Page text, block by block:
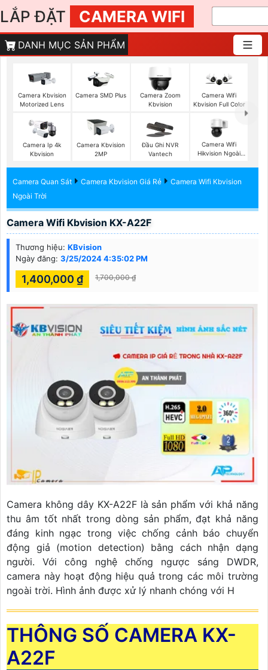
LẮP ĐẶT CAMERA WIFI
DANH MỤC SẢN PHẨM
Camera Kbvision
Motorized Lens
Camera SMD Plus
Camera Zoom
Kbvision
Camera Wifi
Kbvision Full Color
Camera Ip 4k
Kbvision
Camera Kbvision
2MP
Đầu Ghi NVR
Vantech
Camera Wifi
Hikvision Ngoài
Camera Quan Sát Camera Kbvision Giá Rẻ
Camera Wifi Kbvision
Ngoài Trời
Camera Wifi Kbvision KX-A22F
Thương hiệu: KBvision
Ngày đăng: 3/25/2024 4:35:02 PM
1,400,000 ₫ 1,700,000 ₫
Camera không dây KX-A22F là sản phẩm với khả năng
thu âm tốt nhất trong dòng sản phẩm, đạt khả năng
đáng kinh ngạc trong việc chống cảnh báo chuyển
động giả (motion detection) bằng cách nhận dạng
người. Với công nghệ chống ngược sáng DWDR,
camera này hoạt động hiệu quả trong các môi trường
ngoài trời. Hình ảnh được xử lý nhanh chóng với H
THÔNG SỐ CAMERA KX-
A22F